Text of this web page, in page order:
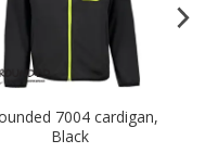
7004 cardigan,
Black